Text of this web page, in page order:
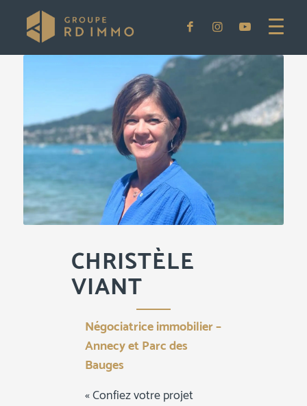
CHRISTÈLE
VIANT
Négociatrice immobilier –
Annecy et Parc des
Bauges
« Confiez votre projet